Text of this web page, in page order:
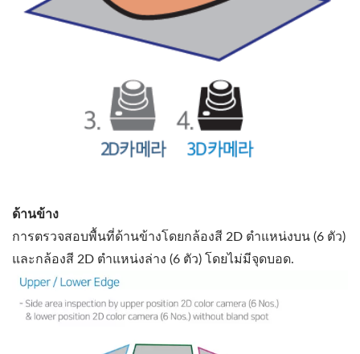
ด้านข้าง
การตรวจสอบพื้นที่ด้านข้างโดยกล้องสี 2D ตำแหน่งบน (6 ตัว)
และกล้องสี 2D ตำแหน่งล่าง (6 ตัว) โดยไม่มีจุดบอด.